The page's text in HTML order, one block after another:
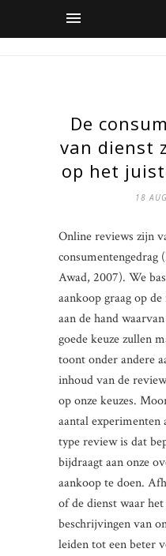
De
van dienst
op het
18
Online reviews zijn
consumentengedrag
Awad, 2007). We
aankoop graag op
aan de hand
goede keuze zullen
toont onder andere
inhoud van de
op onze keuzes.
aantal experimenten
type review is dat
bijdraagt aan onze
aankoop te doen.
of de dienst waar
beschrijvingen van
leiden tot een beter